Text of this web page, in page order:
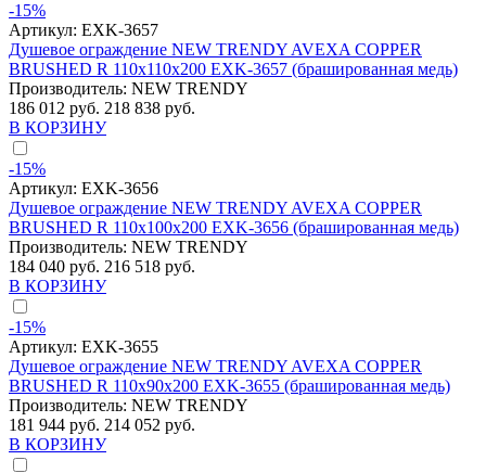
-15%
Артикул: EXK-3657
Душевое ограждение NEW TRENDY AVEXA COPPER
BRUSHED R 110x110x200 EXK-3657 (брашированная медь)
Производитель: NEW TRENDY
186 012 руб. 218 838 руб.
В КОРЗИНУ
-15%
Артикул: EXK-3656
Душевое ограждение NEW TRENDY AVEXA COPPER
BRUSHED R 110x100x200 EXK-3656 (брашированная медь)
Производитель: NEW TRENDY
184 040 руб. 216 518 руб.
В КОРЗИНУ
-15%
Артикул: EXK-3655
Душевое ограждение NEW TRENDY AVEXA COPPER
BRUSHED R 110x90x200 EXK-3655 (брашированная медь)
Производитель: NEW TRENDY
181 944 руб. 214 052 руб.
В КОРЗИНУ